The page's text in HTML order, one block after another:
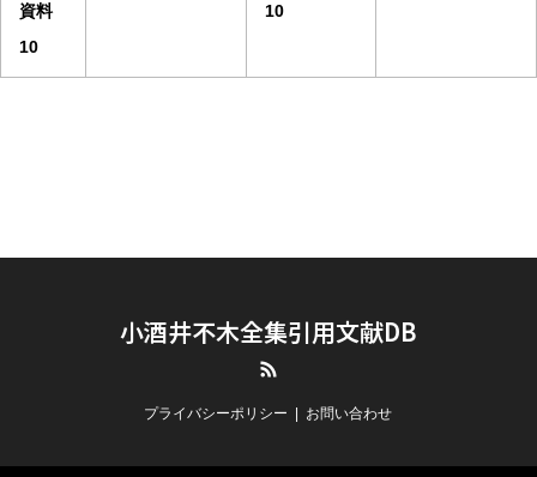
資料
10
10
小酒井不木全集引用文献DB
プライバシーポリシー お問い合わせ